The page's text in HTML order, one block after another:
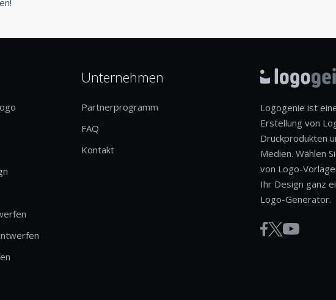
Unternehmen
Partnerprogramm
FAQ
Kontakt
Logogenie ist
Erstellung von
Druckprodukten
Medien. Wählen
von Logo-
Ihr Design ganz
Logo-Generator.